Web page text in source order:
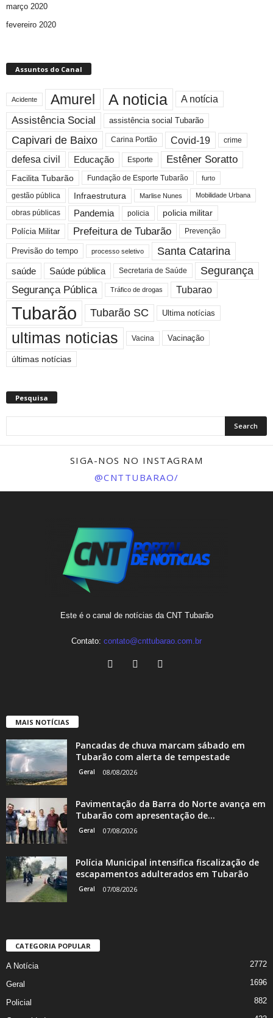
março 2020
fevereiro 2020
Assuntos do Canal
Acidente Amurel A noticia A notícia
Assistência Social assistência social Tubarão
Capivari de Baixo Carina Portão Covid-19 crime
defesa civil Educação Esporte Estêner Soratto
Facilita Tubarão Fundação de Esporte Tubarão furto
gestão pública Infraestrutura Marlise Nunes Mobilidade Urbana
obras públicas Pandemia policia
policia militar
Polícia Militar
Prefeitura de Tubarão Prevenção
Previsão do tempo processo seletivo Santa Catarina
saúde Saúde pública Secretaria de Saúde Segurança
Segurança Pública Tráfico de drogas Tubarao
Tubarão Tubarão SC Ultima notícias
ultimas noticias Vacina Vacinação
últimas notícias
Pesquisa
SIGA-NOS NO INSTAGRAM
@CNTTUBARAO/
Este é o canal de notícias da CNT Tubarão
Contato: contato@cnttubarao.com.br
MAIS NOTÍCIAS
Pancadas de chuva marcam sábado em
Tubarão com alerta de tempestade
Geral 08/08/2026
Pavimentação da Barra do Norte avança em
Tubarão com apresentação de...
Geral 07/08/2026
Polícia Municipal intensifica fiscalização de
escapamentos adulterados em Tubarão
Geral 07/08/2026
CATEGORIA POPULAR
A Notícia 2772
Geral 1696
Policial 882